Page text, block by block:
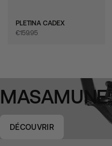
PLETINA CADEX
€‎159.95
MASAMUNE
DÉCOUVRIR